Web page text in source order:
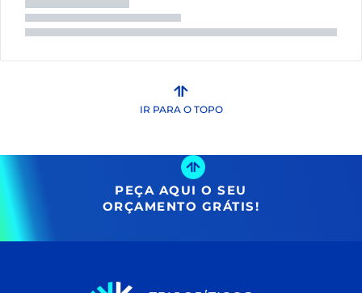
IR PARA O TOPO
PEÇA AQUI O SEU
ORÇAMENTO GRÁTIS!